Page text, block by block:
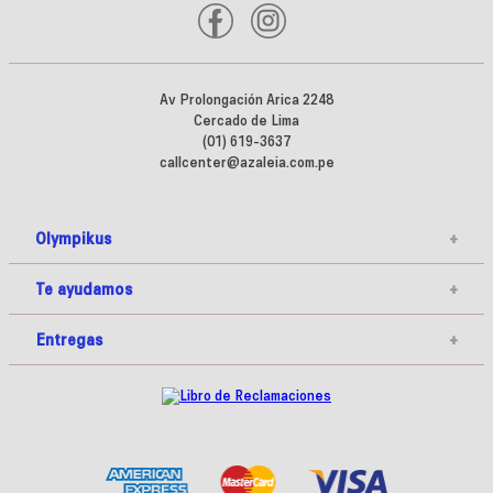
Av Prolongación Arica 2248
Cercado de Lima
(01) 619-3637
callcenter@azaleia.com.pe
Olympikus +
Te ayudamos +
Entregas +